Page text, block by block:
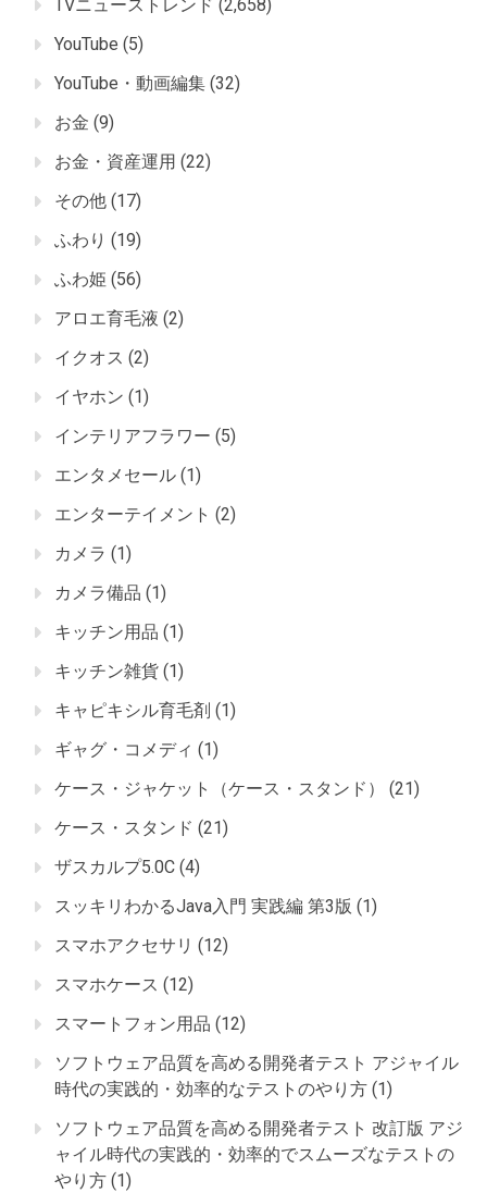
TVニューストレンド (2,658)
YouTube (5)
YouTube・動画編集 (32)
お金 (9)
お金・資産運用 (22)
その他 (17)
ふわり (19)
ふわ姫 (56)
アロエ育毛液 (2)
イクオス (2)
イヤホン (1)
インテリアフラワー (5)
エンタメセール (1)
エンターテイメント (2)
カメラ (1)
カメラ備品 (1)
キッチン用品 (1)
キッチン雑貨 (1)
キャピキシル育毛剤 (1)
ギャグ・コメディ (1)
ケース・ジャケット（ケース・スタンド）
(21)
ケース・スタンド (21)
ザスカルプ5.0C (4)
スッキリわかるJava入門 実践編 第3版 (1)
スマホアクセサリ (12)
スマホケース (12)
スマートフォン用品 (12)
ソフトウェア品質を高める開発者テスト アジャイル
時代の実践的・効率的なテストのやり方 (1)
ソフトウェア品質を高める開発者テスト 改訂版 アジ
ャイル時代の実践的・効率的でスムーズなテストの
やり方 (1)